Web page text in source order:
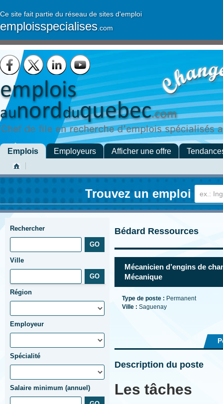
Ce site fait partie du réseau de sites d'emploi
emploisspecialises .com
Emplois Employeurs Afficher une offre
Trouvez un emploi
Rechercher
Ville
Région
Employeur
Spécialité
Salaire minimum (annuel)
Bédard Ressources
Mécanicien d’engins de
Mécanique
Type de poste : Permanent
Ville : Saguenay
Description du poste
Les tâches